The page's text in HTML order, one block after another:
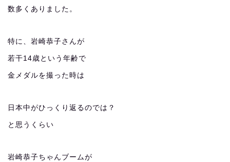
数多くありました。
特に、岩崎恭子さんが
若干14歳という年齢で
金メダルを撮った時は
日本中がひっくり返るのでは？
と思うくらい
岩崎恭子ちゃんブームが